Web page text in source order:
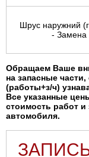
Шрус наружний
- Замена
Обращаем Ваше
на запасные
(работы+з/ч)
Все указанные
стоимость работ и
автомобиля.